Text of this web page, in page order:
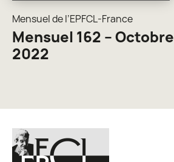
Mensuel de l’EPFCL-France
Mensuel 162 – Octobre
2022